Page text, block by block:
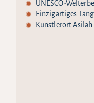
UNESCO-
Einzigartiges
Künstlerort